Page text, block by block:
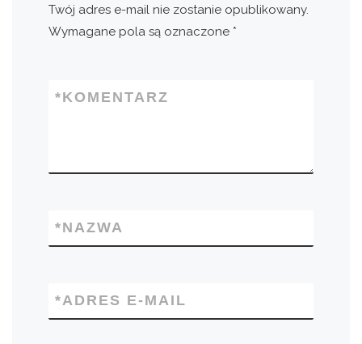
Twój adres e-mail nie zostanie opublikowany.
Wymagane pola są oznaczone *
KOMENTARZ
*
NAZWA
*
ADRES E-MAIL
*